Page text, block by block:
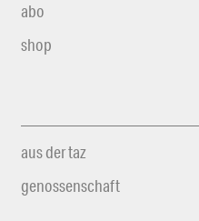
abo
shop
aus der taz
genossenschaft